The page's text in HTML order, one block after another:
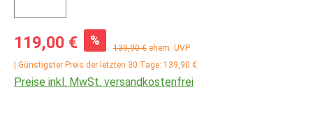
Verkaufspreis:
119,00 € % Regulärer Preis:
139,90 € ehem. UVP
| Günstigster Preis der letzten 30 Tage: 139,90 €
Preise inkl. MwSt. versandkostenfrei